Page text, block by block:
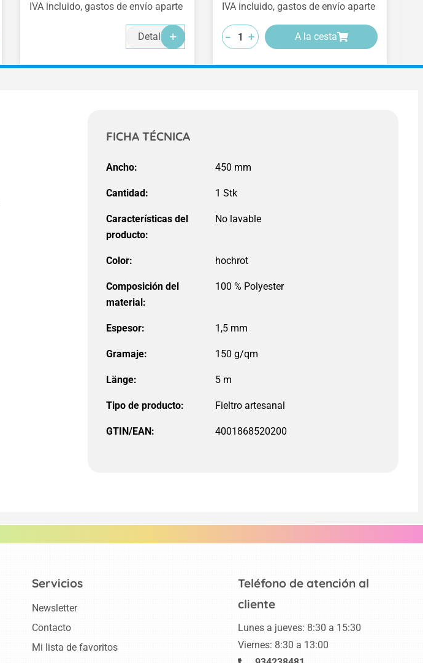
IVA incluido, gastos de envío aparte
Detalles
IVA incluido, gastos de envío aparte
-
-
- +
+
+ A la cesta
FICHA TÉCNICA
Ancho: 450 mm
Cantidad:
Características del
producto:
Color: hochrot
Composición del
material:
100 % Polyester
Espesor:
Gramaje: 150 g/qm
Länge: 5 m
Tipo de producto:
GTIN/EAN: 4001868520200
Teléfono de atención al
cliente
Lunes a jueves: 8:30 a 15:30
Viernes: 8:30 a 13:00
Servicios
Newsletter
Contacto
Mi lista de favoritos